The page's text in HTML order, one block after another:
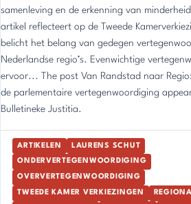
samenleving en de erkenning van
artikel reflecteert op de Tweede
belicht het belang van gedegen
Nederlandse regio’s. Evenwichtige
ervoor... The post Van Randstad naar
de parlementaire vertegenwoordiging
Bulletineke Justitia.
ARTIKELEN LAURENS SCHUT
ONDERVERTEGENWOORDIGING
OVERVERTEGENWOORDIGING
TWEEDE KAMER VERKIEZINGEN